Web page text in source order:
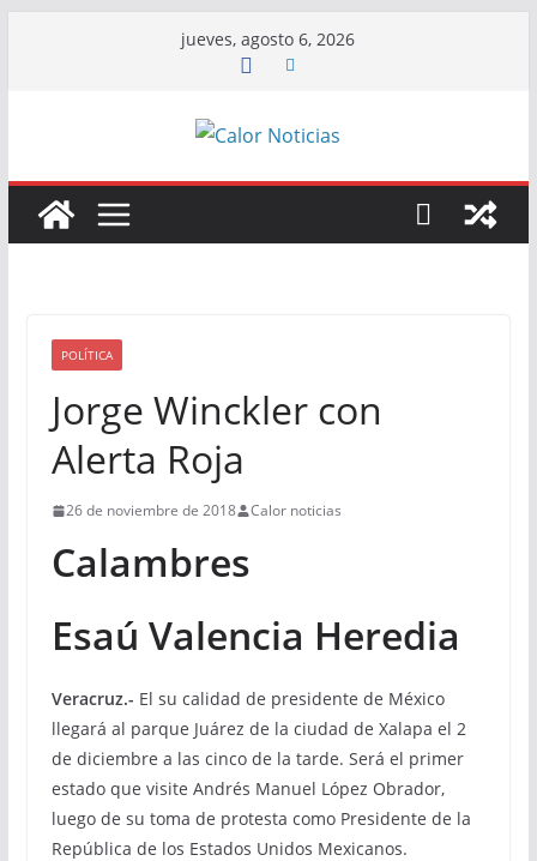
jueves, agosto 6, 2026
POLÍTICA
Jorge Winckler con
Alerta Roja
26 de noviembre de 2018 Calor noticias
Calambres
Esaú Valencia Heredia
Veracruz.- El su calidad de presidente de México
llegará al parque Juárez de la ciudad de Xalapa el 2
de diciembre a las cinco de la tarde. Será el primer
estado que visite Andrés Manuel López Obrador,
luego de su toma de protesta como Presidente de la
República de los Estados Unidos Mexicanos.